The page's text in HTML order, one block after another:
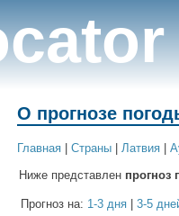
О прогнозе
Главная | Cтраны | Латвия |
Ниже представлен прогноз
Прогноз на: 1-3 дня | 3-5